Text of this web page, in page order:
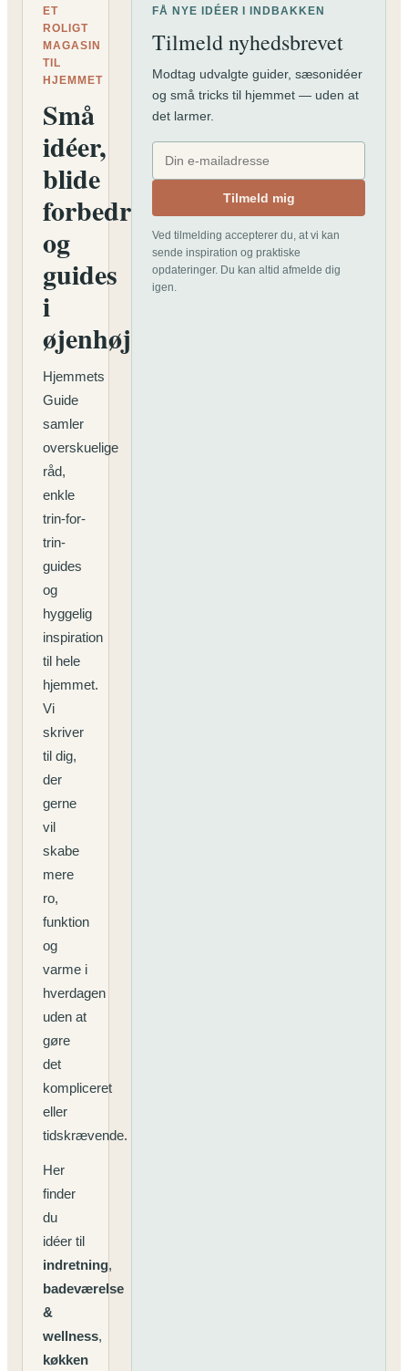
ET
ROLIGT
MAGASIN
TIL
HJEMMET
Små
idéer,
blide
forbedringer
og
guides
i
øjenhøjde
Hjemmets
Guide
samler
overskuelige
råd,
enkle
trin-for-
trin-
guides
og
hyggelig
inspiration
til hele
hjemmet.
Vi
skriver
til dig,
der
gerne
vil
skabe
mere
ro,
funktion
og
varme i
hverdagen
uden at
gøre
det
kompliceret
eller
tidskrævende.
Her
finder
du
idéer til
indretning,
badeværelse
&
wellness,
køkken
FÅ NYE IDÉER I INDBAKKEN
Tilmeld nyhedsbrevet
Modtag udvalgte guider, sæsonidéer
og små tricks til hjemmet — uden at
det larmer.
Tilmeld mig
Ved tilmelding accepterer du, at vi kan
sende inspiration og praktiske
opdateringer. Du kan altid afmelde dig
igen.